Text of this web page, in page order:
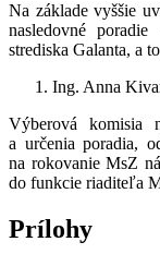
Na základe vyššie
nasledovné
strediska Galanta, a
Ing. Anna
Výberová komisia
a určenia poradia,
na rokovanie MsZ
do funkcie riaditeľa
Prílohy